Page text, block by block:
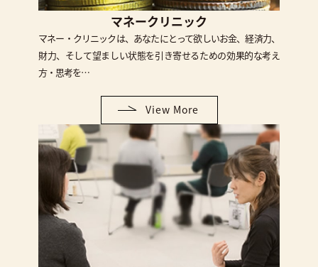
マネークリニック
マネー・クリニックは、あなたにとって欲しいお金、経済力、
財力、そして望ましい状態を引き寄せるための効果的な考え
方・思考を…
View More